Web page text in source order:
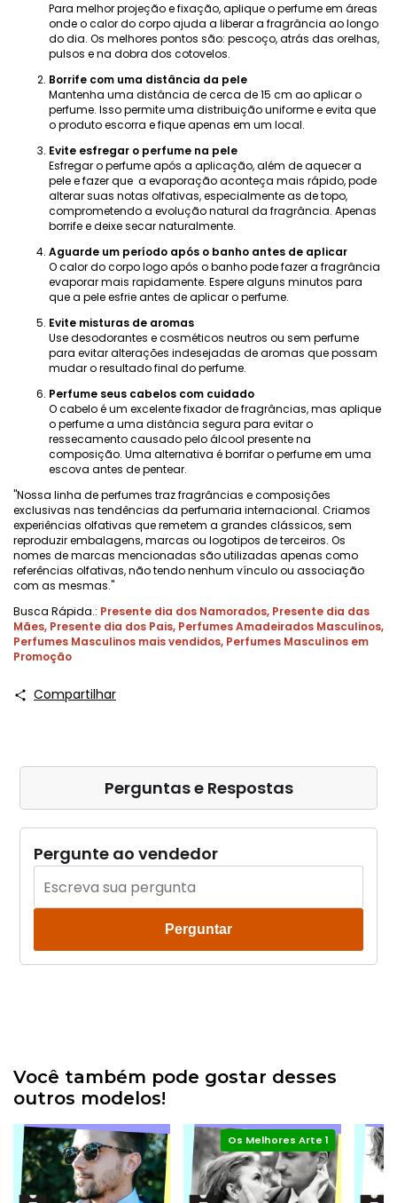
Para melhor projeção e fixação, aplique o perfume em áreas
onde o calor do corpo ajuda a liberar a fragrância ao longo
do dia. Os melhores pontos são: pescoço, atrás das orelhas,
pulsos e na dobra dos cotovelos.
Borrife com uma distância da pele
Mantenha uma distância de cerca de 15 cm ao aplicar o
perfume. Isso permite uma distribuição uniforme e evita que
o produto escorra e fique apenas em um local.
Evite esfregar o perfume na pele
Esfregar o perfume após a aplicação, além de aquecer a
pele e fazer que a evaporação aconteça mais rápido, pode
alterar suas notas olfativas, especialmente as de topo,
comprometendo a evolução natural da fragrância. Apenas
borrife e deixe secar naturalmente.
Aguarde um período após o banho antes de aplicar
O calor do corpo logo após o banho pode fazer a fragrância
evaporar mais rapidamente. Espere alguns minutos para
que a pele esfrie antes de aplicar o perfume.
Evite misturas ​​de aromas
Use desodorantes e cosméticos neutros ou sem perfume
para evitar alterações indesejadas de aromas que possam
mudar o resultado final do perfume.
Perfume seus cabelos com cuidado
O cabelo é um excelente fixador de fragrâncias, mas aplique
o perfume a uma distância segura para evitar o
ressecamento causado pelo álcool presente na
composição. Uma alternativa é borrifar o perfume em uma
escova antes de pentear.
"Nossa linha de perfumes traz fragrâncias e composições
exclusivas nas tendências da perfumaria internacional. Criamos
experiências olfativas que remetem a grandes clássicos, sem
reproduzir embalagens, marcas ou logotipos de terceiros. Os
nomes de marcas mencionadas são utilizadas apenas como
referências olfativas, não tendo nenhum vínculo ou associação
com as mesmas."
Busca Rápida.: Presente dia dos Namorados, Presente dia das
Mães, Presente dia dos Pais, Perfumes Amadeirados Masculinos,
Perfumes Masculinos mais vendidos, Perfumes Masculinos em
Promoção
Compartilhar
Perguntas e Respostas
Pergunte ao vendedor
Perguntar
Você também pode gostar desses
outros modelos!